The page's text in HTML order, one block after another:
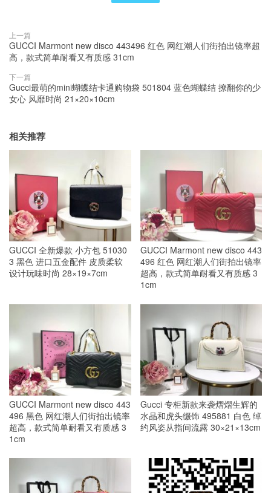
上一篇
GUCCI Marmont new disco 443496 红色 网红潮人们街拍出镜率超
高，款式简单耐看又有质感 31cm
下一篇
Gucci最萌的mini蝴蝶结卡通购物袋 501804 蓝色蝴蝶结 撩翻你的少
女心 风靡时尚 21×20×10cm
相关推荐
GUCCI 全新爆款 小方包 51030
3 黑色 进口五金配件 皮质柔软
设计玩味时尚 28×19×7cm
GUCCI Marmont new disco 443
496 红色 网红潮人们街拍出镜率
超高，款式简单耐看又有质感 3
1cm
GUCCI Marmont new disco 443
496 黑色 网红潮人们街拍出镜率
超高，款式简单耐看又有质感 3
1cm
Gucci 专柜新款来袭熠熠生辉的
水晶和虎头缀饰 495881 白色 绰
约风姿从指间流露 30×21×13cm